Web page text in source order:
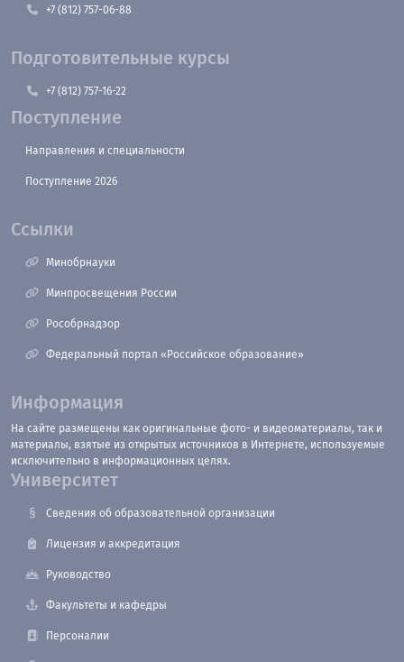
+7 (812) 757-06-88
Подготовительные курсы
+7 (812) 757-16-22
Поступление
Направления и специальности
Поступление 2026
Ссылки
Минобрнауки
Минпросвещения России
Рособрнадзор
Федеральный портал «Российское образование»
Информация
На сайте размещены как оригинальные фото- и видеоматериалы, так и
материалы, взятые из открытых источников в Интернете, используемые
исключительно в информационных целях.
Университет
Сведения об образовательной организации
Лицензия и аккредитация
Руководство
Факультеты и кафедры
Персоналии